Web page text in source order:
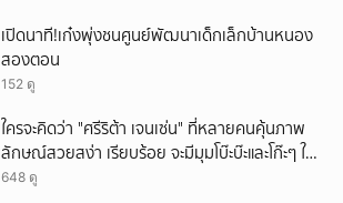
เปิดนาที!เก๋งพุ่งชนศูนย์พัฒนาเด็กเล็กบ้านหนอง
สองตอน
152 ดู
ใครจะคิดว่า "ศรีริต้า เจนเซ่น" ที่หลายคนคุ้นภาพ
ลักษณ์สวยสง่า เรียบร้อย จะมีมุมโบ๊ะบ๊ะและโก๊ะๆ ให้
ได้อมยิ้มเหมือนกัน งานนี้ทำเอาแฟนๆ ทั้งเอ็นดูทั้ง
648 ดู